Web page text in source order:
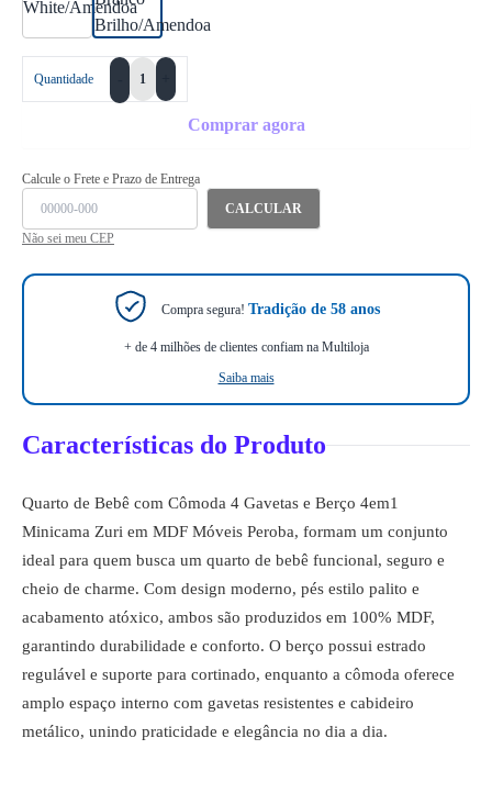
Quantidade
Comprar agora
Calcule o Frete e Prazo de Entrega
CALCULAR
Não sei meu CEP
Compra segura! Tradição de 58 anos
+ de 4 milhões de clientes confiam na Multiloja
Saiba mais
Características do Produto
Quarto de Bebê com Cômoda 4 Gavetas e Berço 4em1
Minicama Zuri em MDF Móveis Peroba, formam um conjunto
ideal para quem busca um quarto de bebê funcional, seguro e
cheio de charme. Com design moderno, pés estilo palito e
acabamento atóxico, ambos são produzidos em 100% MDF,
garantindo durabilidade e conforto. O berço possui estrado
regulável e suporte para cortinado, enquanto a cômoda oferece
amplo espaço interno com gavetas resistentes e cabideiro
metálico, unindo praticidade e elegância no dia a dia.